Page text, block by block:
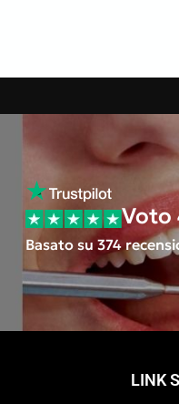
Voto
Basato su 374
LINK